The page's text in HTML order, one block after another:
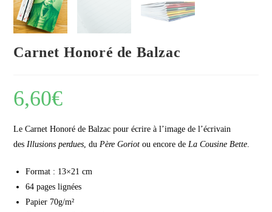
Carnet Honoré de Balzac
6,60€
Le Carnet Honoré de Balzac pour écrire à l’image de l’écrivain
desIllusions perdues, duPère Goriot ou encore deLa Cousine Bette.
Format : 13×21 cm
64 pages lignées
Papier 70g/m²